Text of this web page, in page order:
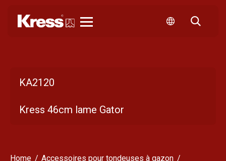
KA2120
Kress 46cm lame Gator
Home
Accessoires pour tondeuses à gazon